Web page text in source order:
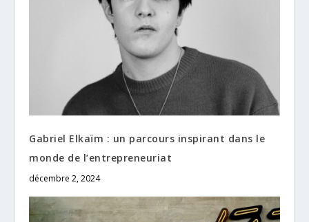
Gabriel Elkaïm : un parcours inspirant dans le
monde de l’entrepreneuriat
décembre 2, 2024